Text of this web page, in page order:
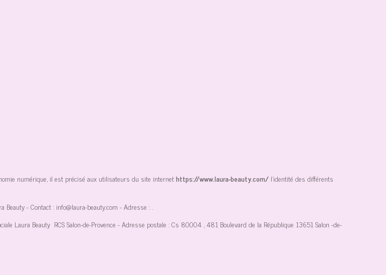
numérique, il est précisé aux utilisateurs du site internethttps://www.laura-beauty.com/ l'identité des différents
Beauty- Contact : info@laura-beauty.com - Adresse :.
Laura Beauty RCS Salon-de-Provence - Adresse postale :Cs 80004 , 481 Boulevard de la République 13651 Salon -de-